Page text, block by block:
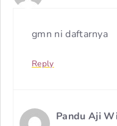
gmn ni daftarnya
Reply
Pandu Aji